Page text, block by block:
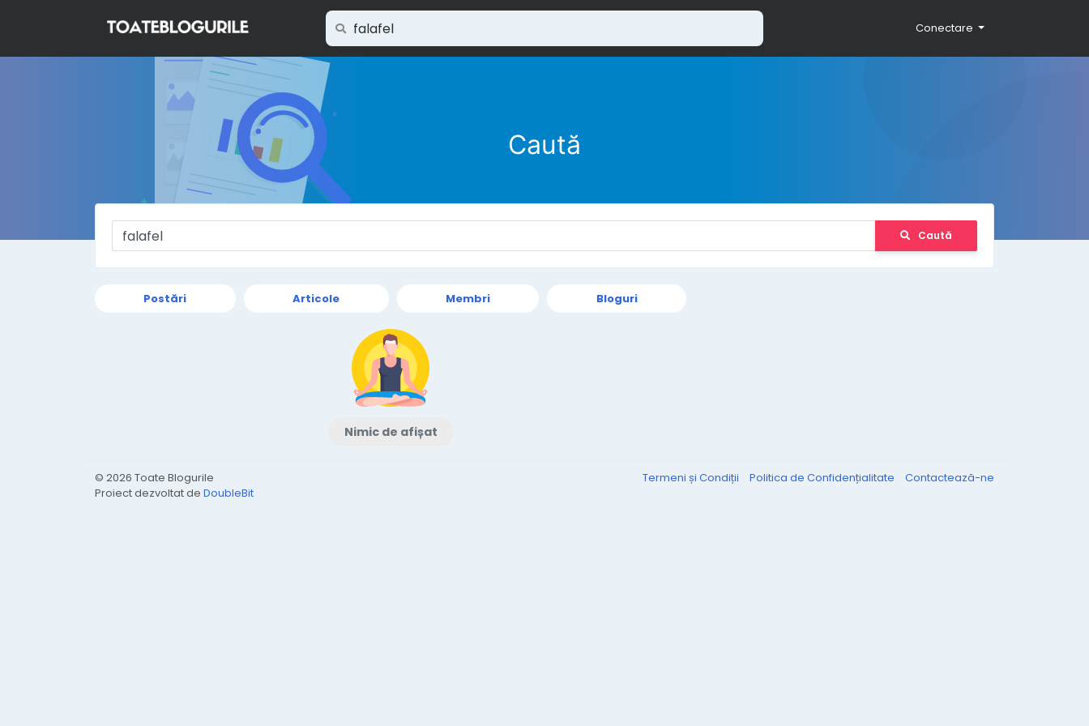
Conectare
Caută
Caută
Postări Articole Membri Bloguri
Nimic de afișat
© 2026 Toate Blogurile
Proiect dezvoltat de DoubleBit
Termeni și Condiții Politica de Confidențialitate Contactează-ne